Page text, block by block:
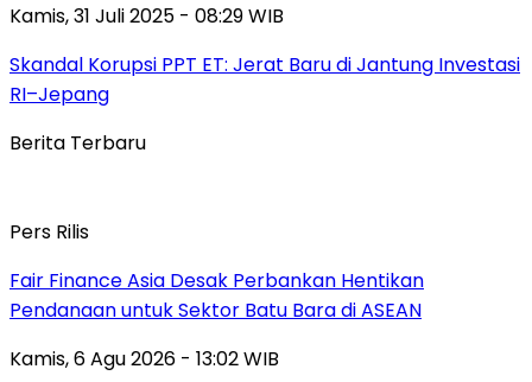
Kamis, 31 Juli 2025 - 08:29 WIB
Skandal Korupsi PPT ET: Jerat Baru di Jantung Investasi
RI–Jepang
Berita Terbaru
Pers Rilis
Fair Finance Asia Desak Perbankan Hentikan
Pendanaan untuk Sektor Batu Bara di ASEAN
Kamis, 6 Agu 2026 - 13:02 WIB